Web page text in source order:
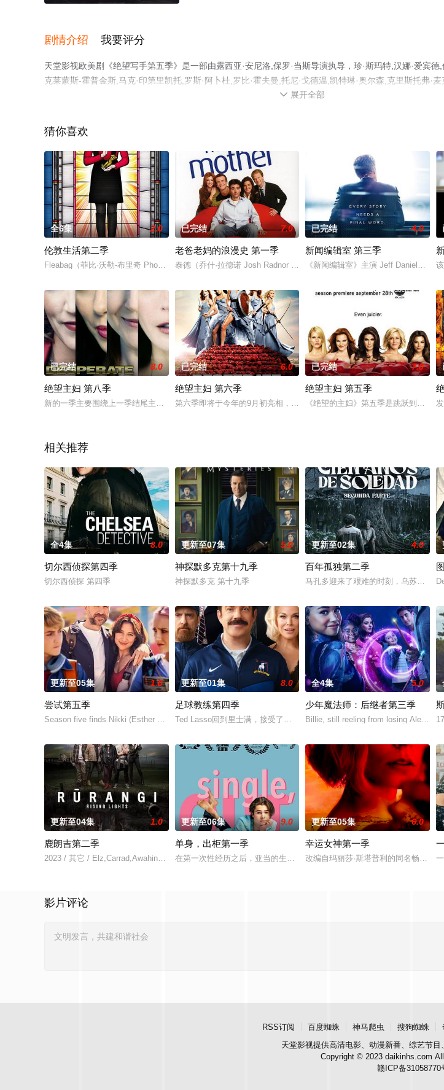
剧情介绍 我要评分
天堂影视欧美剧《绝望写手第五季》是一部由露西亚·安尼洛,保罗·当斯导演执导，珍·斯玛特,汉娜·爱宾德,
克莱蒙斯-霍普金斯,马克·印第里凯托,罗斯·阿卜杜,罗比·霍夫曼,托尼·戈德温,凯特琳·奥尔森,克里斯托弗·麦
柳波,约翰尼·希比利,路奈尔,安吉拉·伊莱恩·吉布斯,等演员精彩演绎的美国电视剧，大结局剧情已揭晓（已
 展开全部
猜你喜欢
全6集 2.0
伦敦生活第二季
Fleabag（菲比·沃勒-布里奇 Phoebe Waller-Bridge 饰）的父亲（比尔·帕特森 Bill Paterson 饰）终于
已完结 7.0
老爸老妈的浪漫史 第一季
泰德（乔什·拉德诺 Josh Radnor 饰）、马修（杰森·席格尔 Jason Segel 饰
已完结 4.0
新闻编辑室 第三季
《新闻编辑室》主演 Jeff Daniels 今
已完结 8.0
绝望主妇 第八季
新的一季主要围绕上一季结尾主妇联手隐瞒Carlos错手杀死Gaby继父的剧情而展开。Susan因为隐瞒实情内心歉
已完结 6.0
绝望主妇 第六季
第六季即将于今年的9月初亮相，剧中此前消失的朱莉、卡尔等角色都将重
已完结 7.0
绝望主妇 第五季
《绝望的主妇》第五季是跳跃到了五
相关推荐
全4集 8.0
切尔西侦探第四季
切尔西侦探 第四季
更新至07集 5.0
神探默多克第十九季
神探默多克 第十九季
更新至02集 4.0
百年孤独第二季
马孔多迎来了艰难的时刻，乌苏拉·伊
更新至05集 1.0
尝试第五季
Season five finds Nikki (Esther Smith) and Jason (Rafe Spall) dealing
更新至01集 8.0
足球教练第四季
Ted Lasso回到里士满，接受了他迄今为止最大的挑战：执教一支乙级联赛
全4集 5.0
少年魔法师：后继者第三季
Billie, still reeling from losing Alex at
更新至04集 1.0
鹿朗吉第二季
2023 / 其它 / Elz,Carrad,Awahina,Rose,Ashby,科恩·霍洛维,Liam,Coleman
更新至06集 9.0
单身，出柜第一季
在第一次性经历之后，亚当的生活永远地改变了。在平衡工作、艺术爱好以
更新至05集 6.0
幸运女神第一季
改编自玛丽莎·斯塔普利的同名畅销小
影片评论
RSS订阅 百度蜘蛛 神马爬虫 搜狗蜘蛛
天堂影视提供高清电影、动漫新番、综艺节
Copyright © 2023 daikinhs.com
赣ICP备31058770